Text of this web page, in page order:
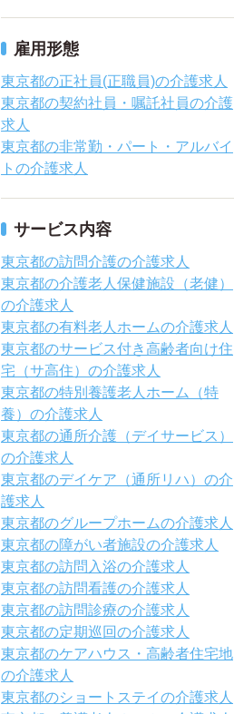
雇用形態
東京都の正社員(正職員)の介護求人
東京都の契約社員・嘱託社員の介護
求人
東京都の非常勤・パート・アルバイ
トの介護求人
サービス内容
東京都の訪問介護の介護求人
東京都の介護老人保健施設（老健）
の介護求人
東京都の有料老人ホームの介護求人
東京都のサービス付き高齢者向け住
宅（サ高住）の介護求人
東京都の特別養護老人ホーム（特
養）の介護求人
東京都の通所介護（デイサービス）
の介護求人
東京都のデイケア（通所リハ）の介
護求人
東京都のグループホームの介護求人
東京都の障がい者施設の介護求人
東京都の訪問入浴の介護求人
東京都の訪問看護の介護求人
東京都の訪問診療の介護求人
東京都の定期巡回の介護求人
東京都のケアハウス・高齢者住宅地
の介護求人
東京都のショートステイの介護求人